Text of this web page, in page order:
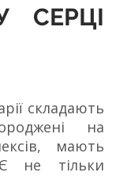
СЕРЦІ
складають
на
мають
не тільки